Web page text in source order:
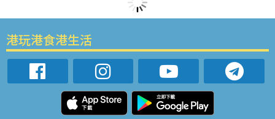
港玩港食港生活